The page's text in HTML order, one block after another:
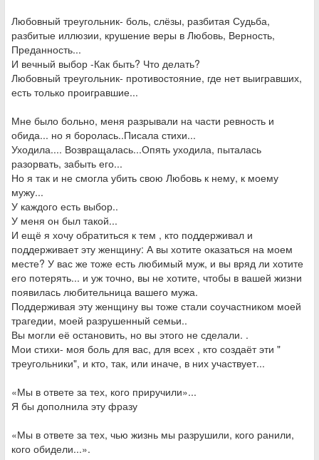
Любовный треугольник- боль, слёзы, разбитая Судьба,
разбитые иллюзии, крушение веры в Любовь, Верность,
Преданность...
И вечный выбор -Как быть? Что делать?
Любовный треугольник- противостояние, где нет выигравших,
есть только проигравшие...
Мне было больно, меня разрывали на части ревность и
обида... но я боролась..Писала стихи...
Уходила.... Возвращалась...Опять уходила, пыталась
разорвать, забыть его...
Но я так и не смогла убить свою Любовь к нему, к моему
мужу...
У каждого есть выбор..
У меня он был такой...
И ещё я хочу обратиться к тем , кто поддерживал и
поддерживает эту женщину: А вы хотите оказаться на моем
месте? У вас же тоже есть любимый муж, и вы вряд ли хотите
его потерять... и уж точно, вы не хотите, чтобы в вашей жизни
появилась любительница вашего мужа.
Поддерживая эту женщину вы тоже стали соучастником моей
трагедии, моей разрушенный семьи..
Вы могли её остановить, но вы этого не сделали. .
Мои стихи- моя боль для вас, для всех , кто создаёт эти "
треугольники", и кто, так, или иначе, в них участвует...
«Мы в ответе за тех, кого приручили»...
Я бы дополнила эту фразу
«Мы в ответе за тех, чью жизнь мы разрушили, кого ранили,
кого обидели...».